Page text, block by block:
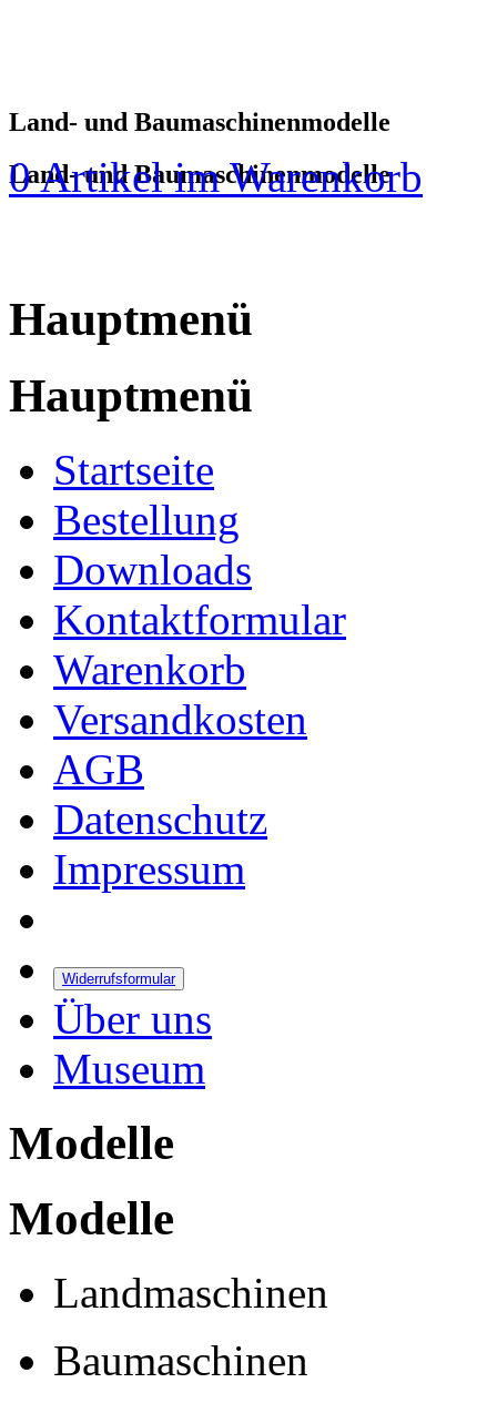
Land- und Baumaschinenmodelle
Land- und Baumaschinenmodelle
0 Artikel im Warenkorb
Hauptmenü
Hauptmenü
Startseite
Bestellung
Downloads
Kontaktformular
Warenkorb
Versandkosten
AGB
Datenschutz
Impressum
Widerrufsformular
Über uns
Museum
Modelle
Modelle
Landmaschinen
Baumaschinen